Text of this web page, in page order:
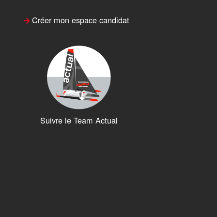
Créer mon espace candidat
Suivre le Team Actual